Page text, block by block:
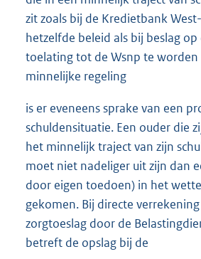
zit zoals bij de Kredietbank
hetzelfde beleid als bij beslag
toelating tot de Wsnp te worden
minnelijke regeling
is er eveneens sprake van een
schuldensituatie. Een ouder die
het minnelijk traject van zijn
moet niet nadeliger uit zijn dan
door eigen toedoen) in het
gekomen. Bij directe
zorgtoeslag door de
betreft de opslag bij de